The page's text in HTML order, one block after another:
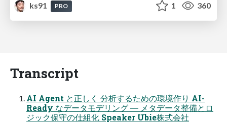
ks91
PRO 1 360
Transcript
AI Agent と正しく 分析するための環境作り AI-
Ready なデータモデリング ― メタデータ整備とロ
ジック保守の仕組化 Speaker Ubie株式会社